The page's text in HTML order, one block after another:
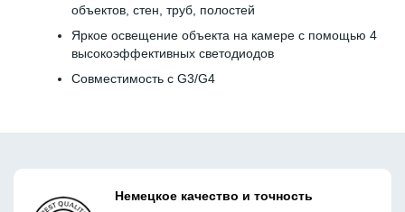
объектов, стен, труб, полостей
Яркое освещение объекта на камере с помощью 4
высокоэффективных светодиодов
Совместимость с G3/G4
Немецкое качество и точность